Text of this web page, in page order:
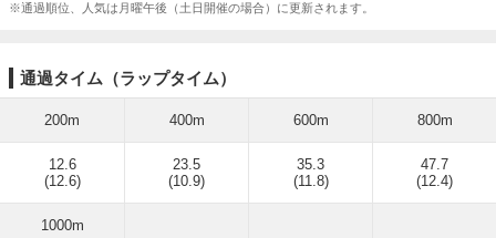
※通過順位、人気は月曜午後（土日開催の場合）に更新されます。
通過タイム（ラップタイム）
200m 400m 600m 800m
12.6
(12.6)
23.5
(10.9)
35.3
(11.8)
47.7
(12.4)
1000m